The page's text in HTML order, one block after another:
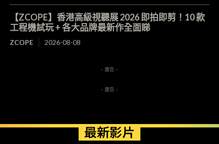
【ZCOPE】香港高級視聽展 2026 即拍即剪！10 款
工程機試玩 + 各大品牌最新作全面睇
ZCOPE 2026-08-08
- 廣告 -
- 廣告 -
最新影片